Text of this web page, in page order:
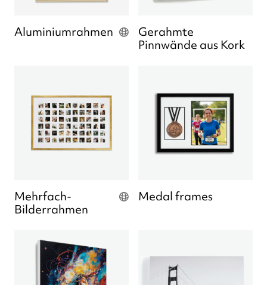
Aluminiumrahmen
Gerahmte
Pinnwände aus Kork
Mehrfach-
Bilderrahmen
Medal frames